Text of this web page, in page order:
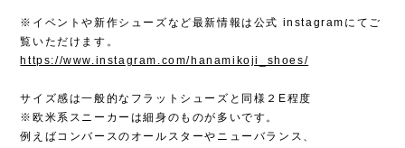
※イベントや新作シューズなど最新情報は公式 instagramにてご
覧いただけます。
https://www.instagram.com/hanamikoji_shoes/
サイズ感は一般的なフラットシューズと同様２E程度
※欧米系スニーカーは細身のものが多いです。
例えばコンバースのオールスターやニューバランス、